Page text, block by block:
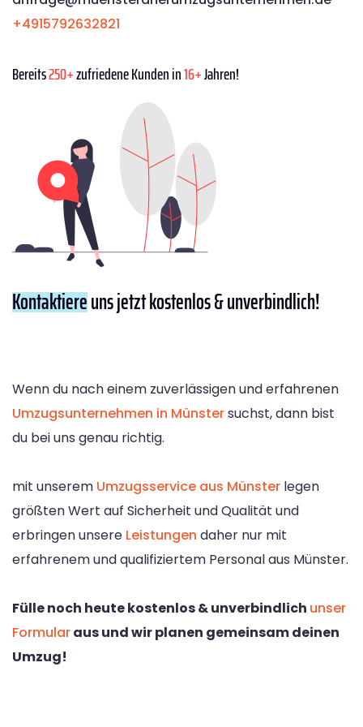
+4915792632821
Bereits250+zufriedene Kunden in16+Jahren!
Kontaktiereuns jetzt kostenlos & unverbindlich!
Wenn du nach einem zuverlässigen und erfahrenen
Umzugsunternehmen in Münstersuchst, dann bist
du bei uns genau richtig.
mit unserem Umzugsservice aus Münster legen
größten Wert auf Sicherheit und Qualität und
erbringen unsere Leistungen daher nur mit
erfahrenem und qualifiziertem Personal aus Münster.
Fülle noch heute kostenlos & unverbindlich unser
Formularaus und wir planen gemeinsam deinen
Umzug!